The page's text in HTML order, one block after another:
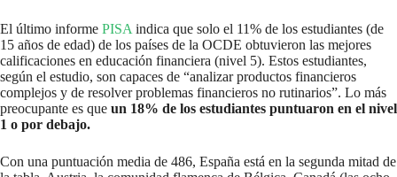
El último informe PISA indica que solo el 11% de los estudiantes (de
15 años de edad) de los países de la OCDE obtuvieron las mejores
calificaciones en educación financiera (nivel 5). Estos estudiantes,
según el estudio, son capaces de “analizar productos financieros
complejos y de resolver problemas financieros no rutinarios”. Lo más
preocupante es que un 18% de los estudiantes puntuaron en el nivel
1 o por debajo.
Con una puntuación media de 486, España está en la segunda mitad de